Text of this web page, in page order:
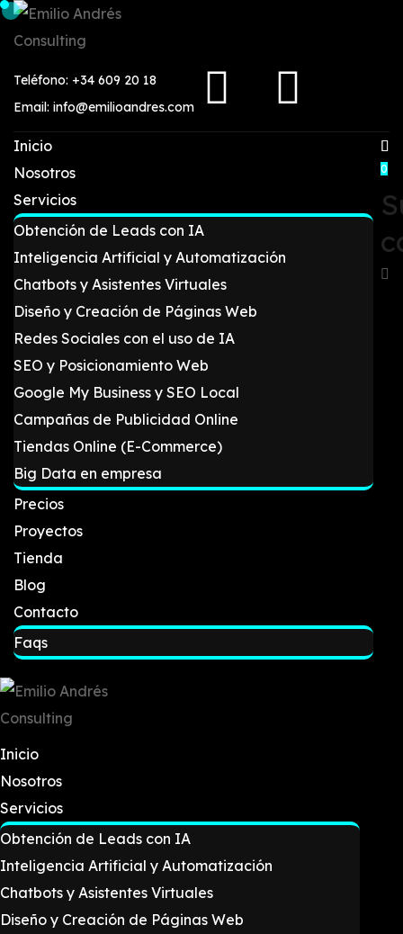
Teléfono: +34 609 20 18
Email: info@emilioandres.com
Inicio
Nosotros
Servicios
Obtención de Leads con IA
Inteligencia Artificial y Automatización
Chatbots y Asistentes Virtuales
Diseño y Creación de Páginas Web
Redes Sociales con el uso de IA
SEO y Posicionamiento Web
Google My Business y SEO Local
Campañas de Publicidad Online
Tiendas Online (E-Commerce)
Big Data en empresa
Precios
Proyectos
Tienda
Blog
Contacto
Faqs
0
Inicio
Nosotros
Servicios
Obtención de Leads con IA
Inteligencia Artificial y Automatización
Chatbots y Asistentes Virtuales
Diseño y Creación de Páginas Web